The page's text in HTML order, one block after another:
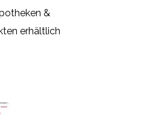
&
erhältlich